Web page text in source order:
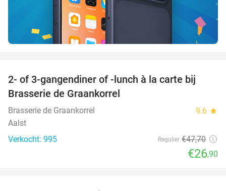
44%
2- of 3-gangendiner of -lunch à la carte bij
Brasserie de Graankorrel
Brasserie de Graankorrel 9.6 star
Aalst
Verkocht: 995
Regulier €47,70
€26,90